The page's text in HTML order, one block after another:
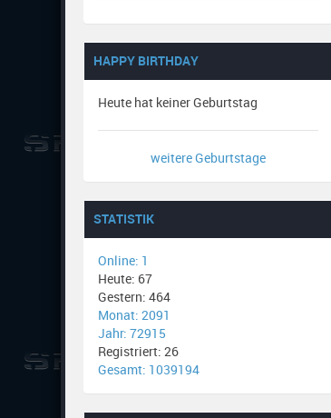
HAPPY BIRTHDAY
Heute hat keiner Geburtstag
weitere Geburtstage
STATISTIK
Online: 1
Heute: 67
Gestern: 464
Monat: 2091
Jahr: 72915
Registriert: 26
Gesamt: 1039194